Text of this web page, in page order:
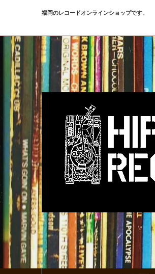
福岡のレコードオンラインショップです。